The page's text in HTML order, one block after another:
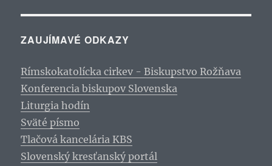
ZAUJÍMAVÉ ODKAZY
Rímskokatolícka cirkev - Biskupstvo Rožňava
Konferencia biskupov Slovenska
Liturgia hodín
Sväté písmo
Tlačová kancelária KBS
Slovenský kresťanský portál